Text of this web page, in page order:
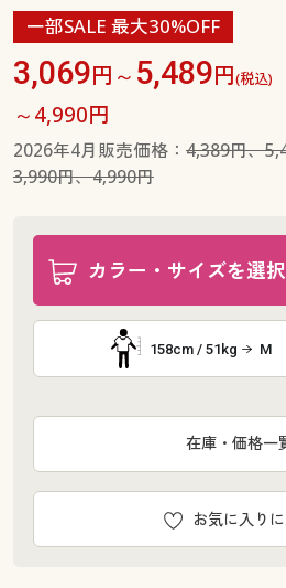
一部SALE 最大30%OFF
3,069円～ 5,489円(税込)
～4,990円
2026年4月販売価格： 4,389円、
3,990円、4,990円
カラー・サイズを選
158cm / 51kg M
お気に入り
在庫・価格一